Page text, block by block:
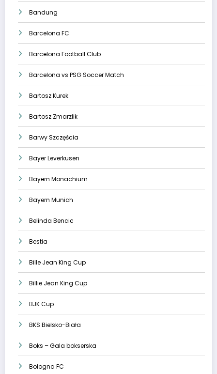
Bandung
Barcelona FC
Barcelona Football Club
Barcelona vs PSG Soccer Match
Bartosz Kurek
Bartosz Zmarzlik
Barwy Szczęścia
Bayer Leverkusen
Bayern Monachium
Bayern Munich
Belinda Bencic
Bestia
Bille Jean King Cup
Billie Jean King Cup
BJK Cup
BKS Bielsko-Biała
Boks – Gala bokserska
Bologna FC